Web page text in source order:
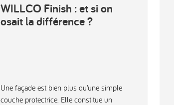
WILLCO Finish : et si on
osait la différence ?
Une façade est bien plus qu’une simple
couche protectrice. Elle constitue un